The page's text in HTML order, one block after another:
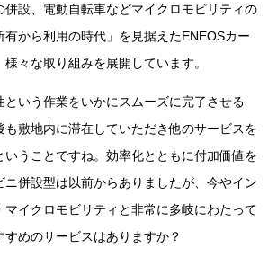
併設、電動自転車などマイクロモビリティの
有から利用の時代」を見据えたENEOSカー
々な取り組みを展開しています。
という作業をいかにスムーズに完了させる
も敷地内に滞在していただき他のサービスを
いうことですね。効率化とともに付加価値を
ニ併設型は以前からありましたが、今やイン
マイクロモビリティと非常に多岐にわたって
すめのサービスはありますか？